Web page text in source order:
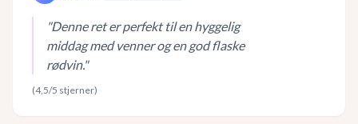
"Denne ret er perfekt til en hyggelig
middag med venner og en god flaske
rødvin."
(4,5/5 stjerner)